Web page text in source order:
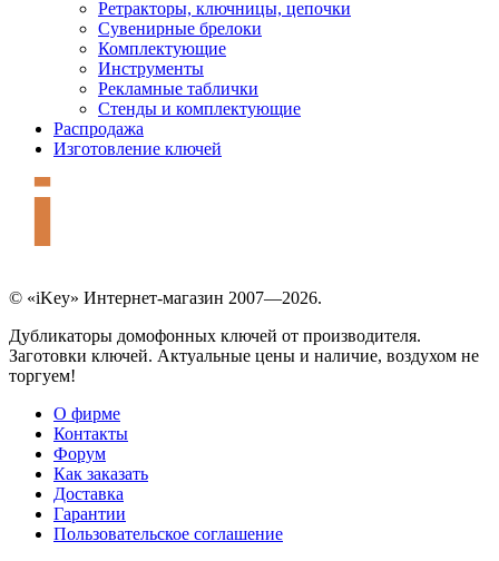
Ретракторы, ключницы, цепочки
Сувенирные брелоки
Комплектующие
Инструменты
Рекламные таблички
Стенды и комплектующие
Распродажа
Изготовление ключей
© «iKey» Интернет-магазин 2007—2026.
Дубликаторы домофонных ключей от производителя.
Заготовки ключей. Актуальные цены и наличие, воздухом не
торгуем!
О фирме
Контакты
Форум
Как заказать
Доставка
Гарантии
Пользовательское соглашение